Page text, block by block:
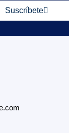
Suscríbete